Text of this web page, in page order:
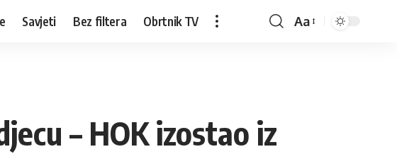
Savjeti Bez filtera Obrtnik TV Aa
– HOK izostao iz